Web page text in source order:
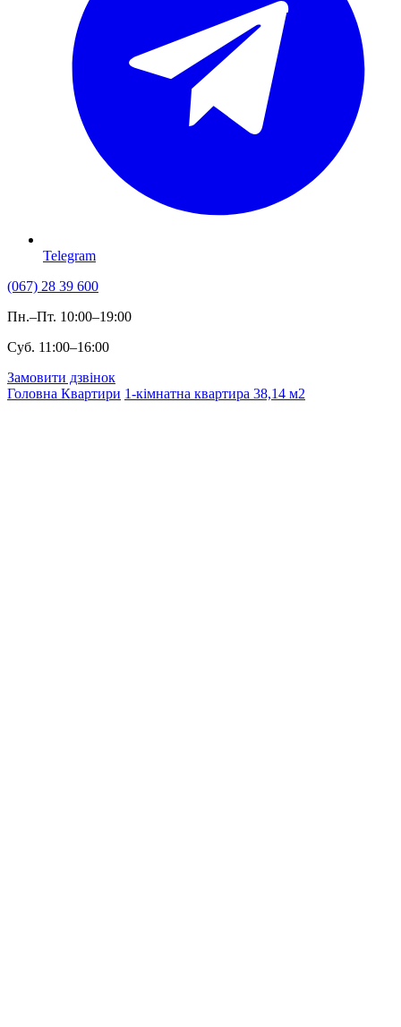
Telegram
(067) 28 39 600
Пн.–Пт. 10:00–19:00
Суб. 11:00–16:00
Замовити дзвінок
Головна Квартири 1-кімнатна квартира 38,14 м2